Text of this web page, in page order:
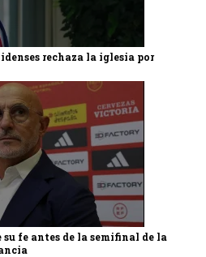
rechaza la iglesia por
fe antes de la semifinal de la